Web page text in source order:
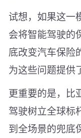
试想，如果这一
会将智能驾驶的
底改变汽车保险
为这些问题提供
更重要的是，比
驾驶树立全球标
到全场景的兜底